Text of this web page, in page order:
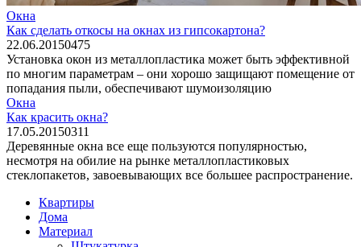
Окна
Как сделать откосы на окнах из гипсокартона?
22.06.20150475
Установка окон из металлопластика может быть эффективной
по многим параметрам – они хорошо защищают помещение от
попадания пыли, обеспечивают шумоизоляцию
Окна
Как красить окна?
17.05.20150311
Деревянные окна все еще пользуются популярностью,
несмотря на обилие на рынке металлопластиковых
стеклопакетов, завоевывающих все большее распространение.
Квартиры
Дома
Материал